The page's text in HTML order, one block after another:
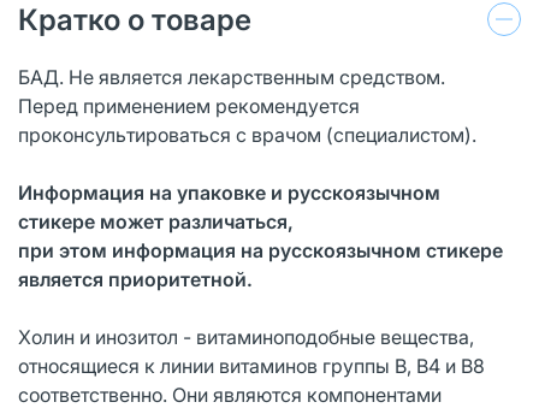
Кратко о товаре
БАД. Не является лекарственным средством.
Перед применением рекомендуется
проконсультироваться с врачом (специалистом).
Информация на упаковке и русскоязычном
стикере может различаться,
при этом информация на русскоязычном стикере
является приоритетной.
Холин и инозитол - витаминоподобные вещества,
относящиеся к линии витаминов группы В, В4 и В8
соответственно. Они являются компонентами